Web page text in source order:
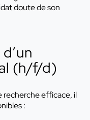
doute de son
(h/f/d)
efficace, il
: